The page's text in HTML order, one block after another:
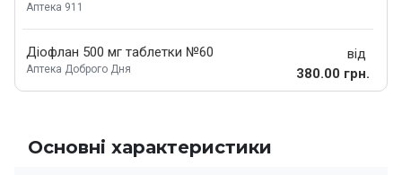
Аптека 911
Діофлан 500 мг таблетки №60
Аптека Доброго Дня
від
380.00 грн.
Основні характеристики